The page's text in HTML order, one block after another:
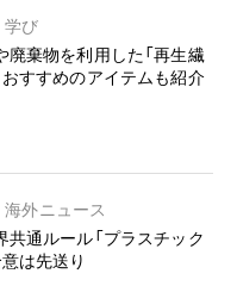
学び
廃棄物を利用した「再生繊
すすめのアイテムも紹介
海外ニュース
共通ルール「プラスチック
は先送り